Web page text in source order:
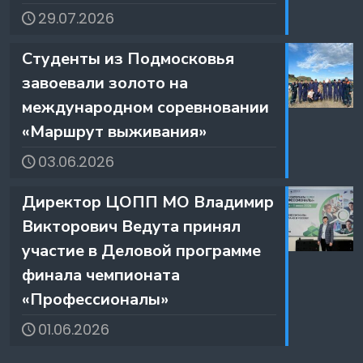
29.07.2026
️Студенты из Подмосковья
завоевали золото на
международном соревновании
«Маршрут выживания»
03.06.2026
️Директор ЦОПП МО Владимир
Викторович Ведута принял
участие в Деловой программе
финала чемпионата
«Профессионалы»
01.06.2026